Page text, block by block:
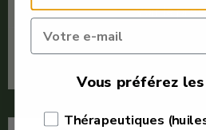
Voir le
En
Vous préférez
Thérapeutiques